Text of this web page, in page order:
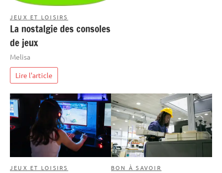
JEUX ET LOISIRS
La nostalgie des consoles
de jeux
Melisa
Lire l'article
JEUX ET LOISIRS BON À SAVOIR